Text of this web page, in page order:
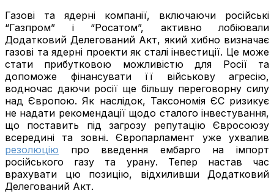
Газові та ядерні компанії, включаючи російські
“Газпром” і “Росатом”, активно лобіювали
Додатковий Делегований Акт, який хибно визначає
газові та ядерні проекти як сталі інвестиції. Це може
стати прибутковою можливістю для Росії та
допоможе фінансувати її військову агресію,
водночас даючи росії ще більшу переговорну силу
над Європою. Як наслідок, Таксономія ЄС ризикує
не надати рекомендації щодо сталого інвестування,
що поставить під загрозу репутацію Євросоюзу
всередині та зовні. Європарламент уже ухвалив
резолюцію про введення ембарго на імпорт
російського газу та урану. Тепер настав час
врахувати цю позицію, відхиливши Додатковий
Делегований Акт.